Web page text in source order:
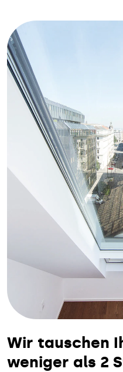
Wir tauschen
weniger als 2